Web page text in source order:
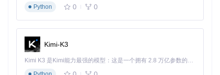
# 查找该空间分区内的所有点
        mask = np.
all(indices == idx, axis=1)
        partition_points = points[mask]
# 取分区内点的平均值作为代表点
downsampled.append(np.mean(partition_points,
Python
0 0
Kimi-K3
Kimi K3 是Kimi能力最强的模型：这是一个拥有 2.8 万亿参数的混合专家（MoE）模型，具备原生视觉理解能力，并支持 100 万 token 的上下文窗口。